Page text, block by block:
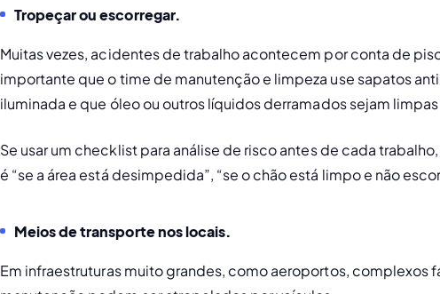
Tropeçar ou escorregar.
Muitas vezes, acidentes de trabalho acontecem por conta de
importante que o time de manutenção e limpeza use sapatos
iluminada e que óleo ou outros líquidos derramados sejam
Se usar um checklist para análise de risco antes de cada
é “se a área está desimpedida”, “se o chão está limpo e não
Meios de transporte nos locais.
Em infraestruturas muito grandes, como aeroportos, complexos